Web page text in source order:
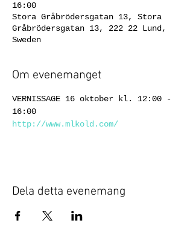
16:00
Stora Gråbrödersgatan 13, Stora
Gråbrödersgatan 13, 222 22 Lund,
Sweden
Om evenemanget
VERNISSAGE 16 oktober kl. 12:00 -
16:00
http://www.mlkold.com/
Dela detta evenemang